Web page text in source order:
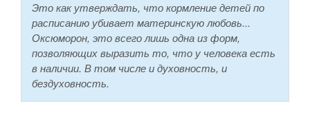
Это как утверждать, что кормление детей по
расписанию убивает материнскую любовь...
Оксюморон, это всего лишь одна из форм,
позволяющих выразить то, что у человека есть
в наличии. В том числе и духовность, и
бездуховность.